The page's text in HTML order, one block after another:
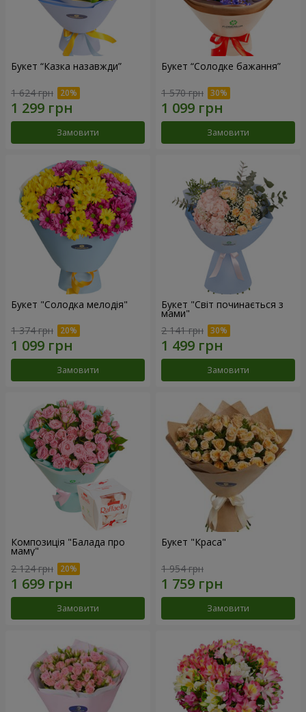
Букет “Казка назавжди”
1 624 грн
Замовити
Букет “Солодке бажання”
1 570 грн
Замовити
Букет "Солодка мелодія"
1 374 грн
Замовити
Букет "Світ починається з
мами"
2 141 грн
Замовити
Композиція "Балада про
маму"
2 124 грн
Замовити
Букет "Краса"
1 954 грн
Замовити